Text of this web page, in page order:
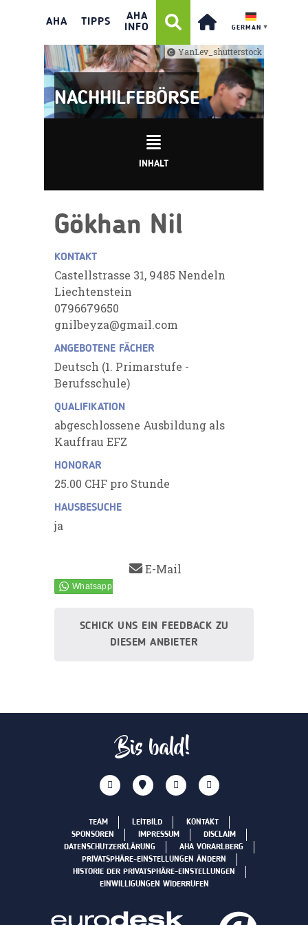
AHA TIPPS
AHA
INFO
GERMAN ▼
YanLev_shutterstock
NACHHILFEBÖRSE
INHALT
Gökhan Nil
KONTAKT
Castellstrasse 31, 9485 Nendeln
Liechtenstein
0796679650
gnilbeyza@gmail.com
ANGEBOTENE FÄCHER
Deutsch (1. Primarstufe -
Berufsschule)
QUALIFIKATION
abgeschlossene Ausbildung als
Kauffrau EFZ
HONORAR
25.00 CHF pro Stunde
HAUSBESUCHE
ja
E-Mail
SCHICK UNS EIN FEEDBACK ZU
DIESEM ANBIETER
Bis bald!
TEAM LEITBILD
KONTAKT
SPONSOREN
IMPRESSUM
DISCLAIM
DATENSCHUTZERKLÄRUNG
AHA VORARLBERG
PRIVATSPHÄRE-EINSTELLUNGEN ÄNDERN
HISTORIE DER PRIVATSPHÄRE-EINSTELLUNGEN
EINWILLIGUNGEN WIDERRUFEN